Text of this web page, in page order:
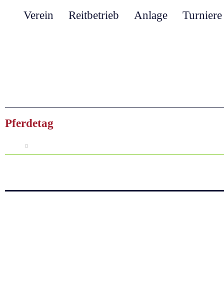
Turniere
Anlage
Reitbetrieb
Verein
Pferdetag